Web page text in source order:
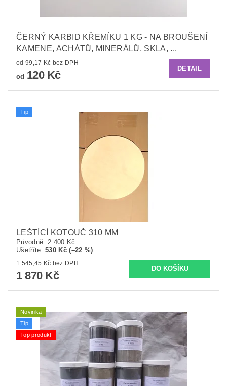
ČERNÝ KARBID KŘEMÍKU 1 KG - NA BROUŠENÍ
KAMENE, ACHÁTŮ, MINERÁLŮ, SKLA, ...
od 99,17 Kč bez DPH
od 120 Kč
DETAIL
Tip
LEŠTÍCÍ KOTOUČ 310 MM
Původně: 2 400 Kč
Ušetříte:530 Kč (–22 %)
1 545,45 Kč bez DPH
1 870 Kč
Novinka
Tip
Top produkt